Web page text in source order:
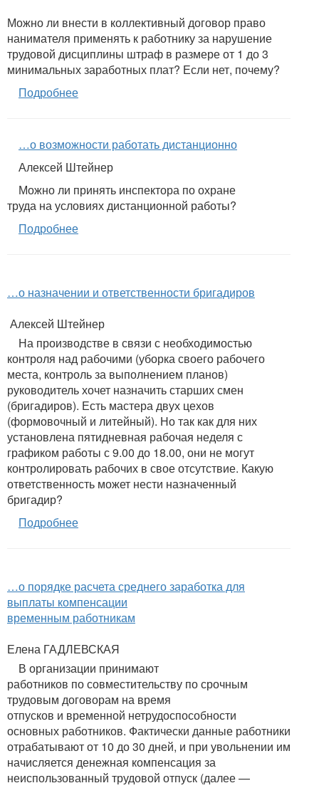
Можно ли внести в коллективный договор право
нанимателя применять к работнику за нарушение
трудовой дисциплины штраф в размере от 1 до 3
минимальных заработных плат? Если нет, почему?
Подробнее
…о возможности работать дистанционно
Алексей Штейнер
Можно ли принять инспектора по охране
труда на условиях дистанционной работы?
Подробнее
…о назначении и ответственности бригадиров
Алексей Штейнер
На производстве в связи с необходимостью
контроля над рабочими (уборка своего рабочего
места, контроль за выполнением планов)
руководитель хочет назначить старших смен
(бригадиров). Есть мастера двух цехов
(формовочный и литейный). Но так как для них
установлена пятидневная рабочая неделя с
графиком работы с 9.00 до 18.00, они не могут
контролировать рабочих в свое отсутствие. Какую
ответственность может нести назначенный
бригадир?
Подробнее
…о порядке расчета среднего заработка для
выплаты компенсации
временным работникам
Елена ГАДЛЕВСКАЯ
В организации принимают
работников по совместительству по срочным
трудовым договорам на время
отпусков и временной нетрудоспособности
основных работников. Фактически данные работники
отрабатывают от 10 до 30 дней, и при увольнении им
начисляется денежная компенсация за
неиспользованный трудовой отпуск (далее —